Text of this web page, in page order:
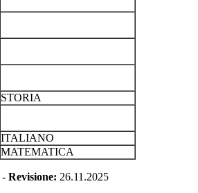
STORIA
ITALIANO
MATEMATICA
- Revisione: 26.11.2025